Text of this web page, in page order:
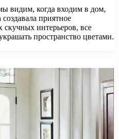
видим, когда входим в дом,
приятное
интерьеров, все
пространство цветами.